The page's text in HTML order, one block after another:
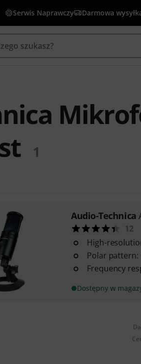
Serwis Naprawczy Darmowa
1
Audio-Technica
12
High-
Polar pattern:
Frequency
Dostępny w